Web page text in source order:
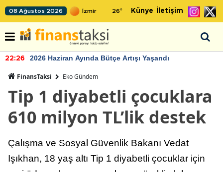
08 Ağustos 2026 26° Künye İletişim
22:26 2026 Haziran Ayında Bütçe Artışı Yaşandı
FinansTaksi Eko Gündem
Tip 1 diyabetli çocuklara
610 milyon TL’lik destek
Çalışma ve Sosyal Güvenlik Bakanı Vedat
Işıkhan, 18 yaş altı Tip 1 diyabetli çocuklar için